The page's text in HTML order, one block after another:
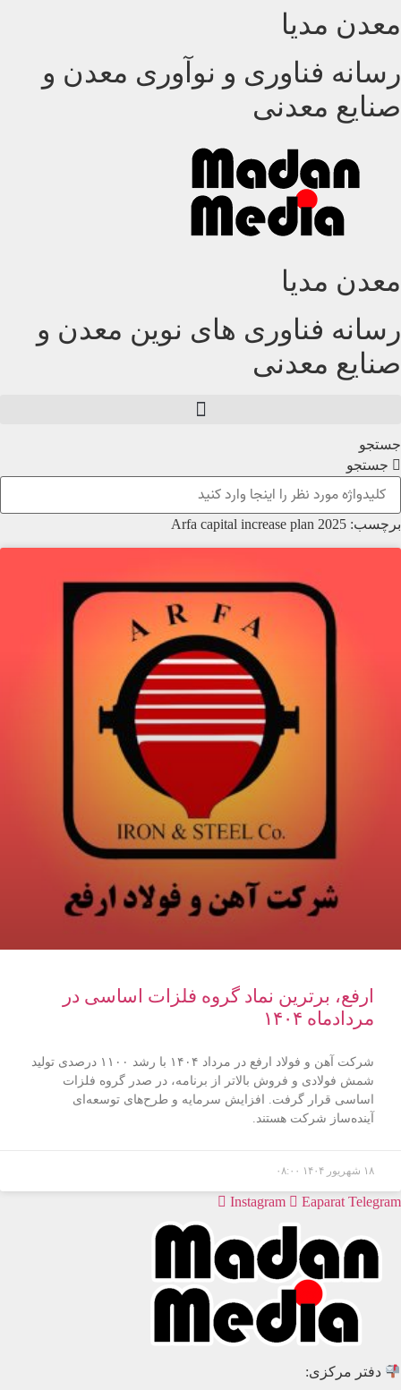
به
معدن مدیا
رسانه فناوری و نوآوری معدن و
صنایع معدنی
معدن مدیا
رسانه فناوری های نوین معدن و
صنایع معدنی
جستجو
جستجو
برچسب: Arfa capital increase plan 2025
ارفع، برترین نماد گروه فلزات اساسی در
مردادماه ۱۴۰۴
شرکت آهن و فولاد ارفع در مرداد ۱۴۰۴ با رشد ۱۱۰۰ درصدی تولید
شمش فولادی و فروش بالاتر از برنامه، در صدر گروه فلزات
اساسی قرار گرفت. افزایش سرمایه و طرح‌های توسعه‌ای
آینده‌ساز شرکت هستند.
۱۸ شهریور ۱۴۰۴ ۰۸:۰۰
Instagram Eaparat Telegram
دفتر مرکزی: